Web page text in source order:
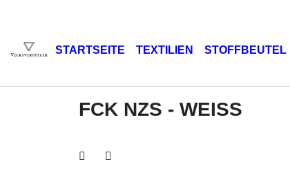
STARTSEITE TEXTILIEN STOFFBEUTEL
FCK NZS - WEISS